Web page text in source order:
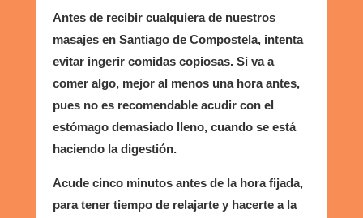
Antes de recibir cualquiera de nuestros
masajes en Santiago de Compostela, intenta
evitar ingerir comidas copiosas. Si va a
comer algo, mejor al menos una hora antes,
pues no es recomendable acudir con el
estómago demasiado lleno, cuando se está
haciendo la digestión.
Acude cinco minutos antes de la hora fijada,
para tener tiempo de relajarte y hacerte a la